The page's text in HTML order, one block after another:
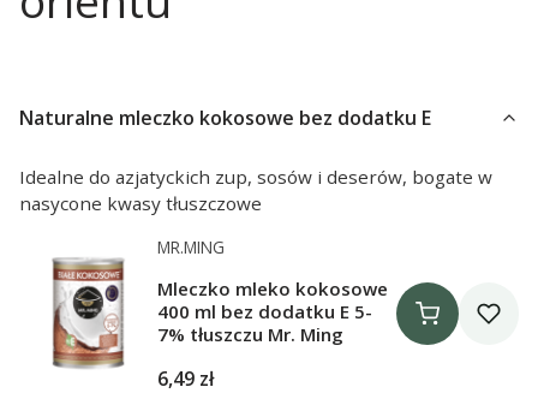
Naturalne mleczko kokosowe bez dodatku E
Idealne do azjatyckich zup, sosów i deserów, bogate w
nasycone kwasy tłuszczowe
Producent MR.MING
MR.MING
Mleczko mleko kokosowe
400 ml bez dodatku E 5-
7% tłuszczu Mr. Ming
Cena
6,49 zł